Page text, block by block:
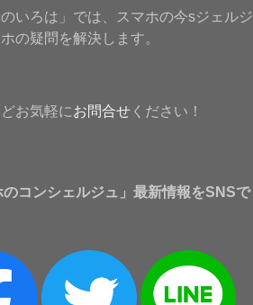
のいろは」では、スマホの今sジェルジ
の疑問を解決します。
お気軽にお問合せください！
のコンシェルジュ」最新情報をSNSで